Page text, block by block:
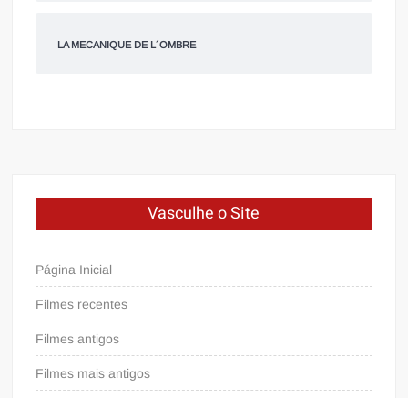
LA MECANIQUE DE L´OMBRE
Vasculhe o Site
Página Inicial
Filmes recentes
Filmes antigos
Filmes mais antigos